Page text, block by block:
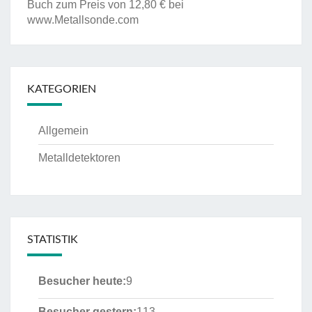
Buch zum Preis von 12,80 € bei
www.Metallsonde.com
KATEGORIEN
Allgemein
Metalldetektoren
STATISTIK
Besucher heute:9